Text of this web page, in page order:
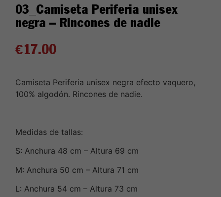
03_Camiseta Periferia unisex
negra – Rincones de nadie
€17.00
Camiseta Periferia unisex negra efecto vaquero,
100% algodón. Rincones de nadie.
Medidas de tallas:
S: Anchura 48 cm – Altura 69 cm
M: Anchura 50 cm – Altura 71 cm
L: Anchura 54 cm – Altura 73 cm